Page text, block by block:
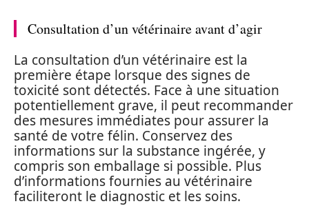
Consultation d’un vétérinaire avant d’agir
La consultation d’un vétérinaire est la
première étape lorsque des signes de
toxicité sont détectés. Face à une situation
potentiellement grave, il peut recommander
des mesures immédiates pour assurer la
santé de votre félin. Conservez des
informations sur la substance ingérée, y
compris son emballage si possible. Plus
d’informations fournies au vétérinaire
faciliteront le diagnostic et les soins.